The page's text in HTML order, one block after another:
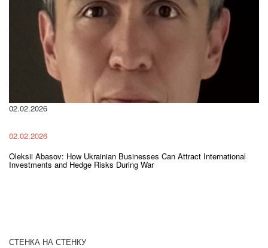
02.02.2026
02.02.2026
Oleksii Abasov: How Ukrainian Businesses Can Attract International
Investments and Hedge Risks During War
СТЕНКА НА СТЕНКУ